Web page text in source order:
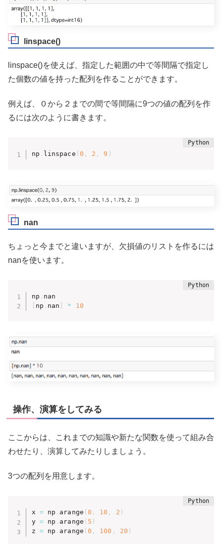
linspace()
linspace()を使えば、指定した範囲の中で等間隔で指定し
た個数の値を持った配列を作ることができます。
例えば、０から２までの間で等間隔に9つの値の配列を作
るには次のように書きます。
np . linspace ( 0 , 2 , 9 )
nan
ちょっと今までと違いますが、欠損値のリストを作るには
nanを使います。
np .
[ np . nan ] * 10
操作、演算をしてみる
ここからは、これまでの知識や新たな関数を使って組み合
わせたり、演算してみたりしましょう。
3つの配列を用意します。
x = np . arange ( 0 , 10 , 2 )
y = np . arange ( 5 )
z = np . arange ( 0 , 100 , 20 )